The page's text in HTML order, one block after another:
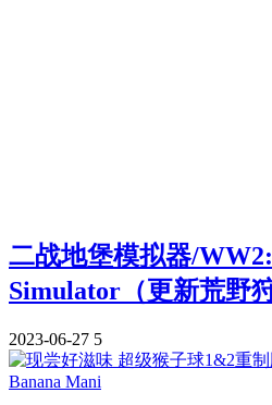
二战地堡模拟器/
Simulator（更新荒野
2023-06-27 5